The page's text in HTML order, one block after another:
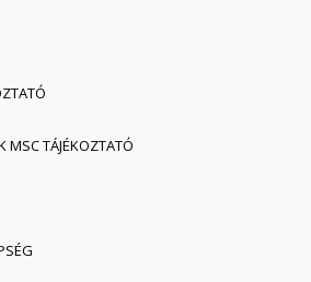
MSC TÁJÉKOZTATÓ